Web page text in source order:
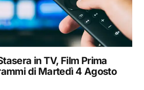
in TV, Film Prima
di Martedì 4 Agosto